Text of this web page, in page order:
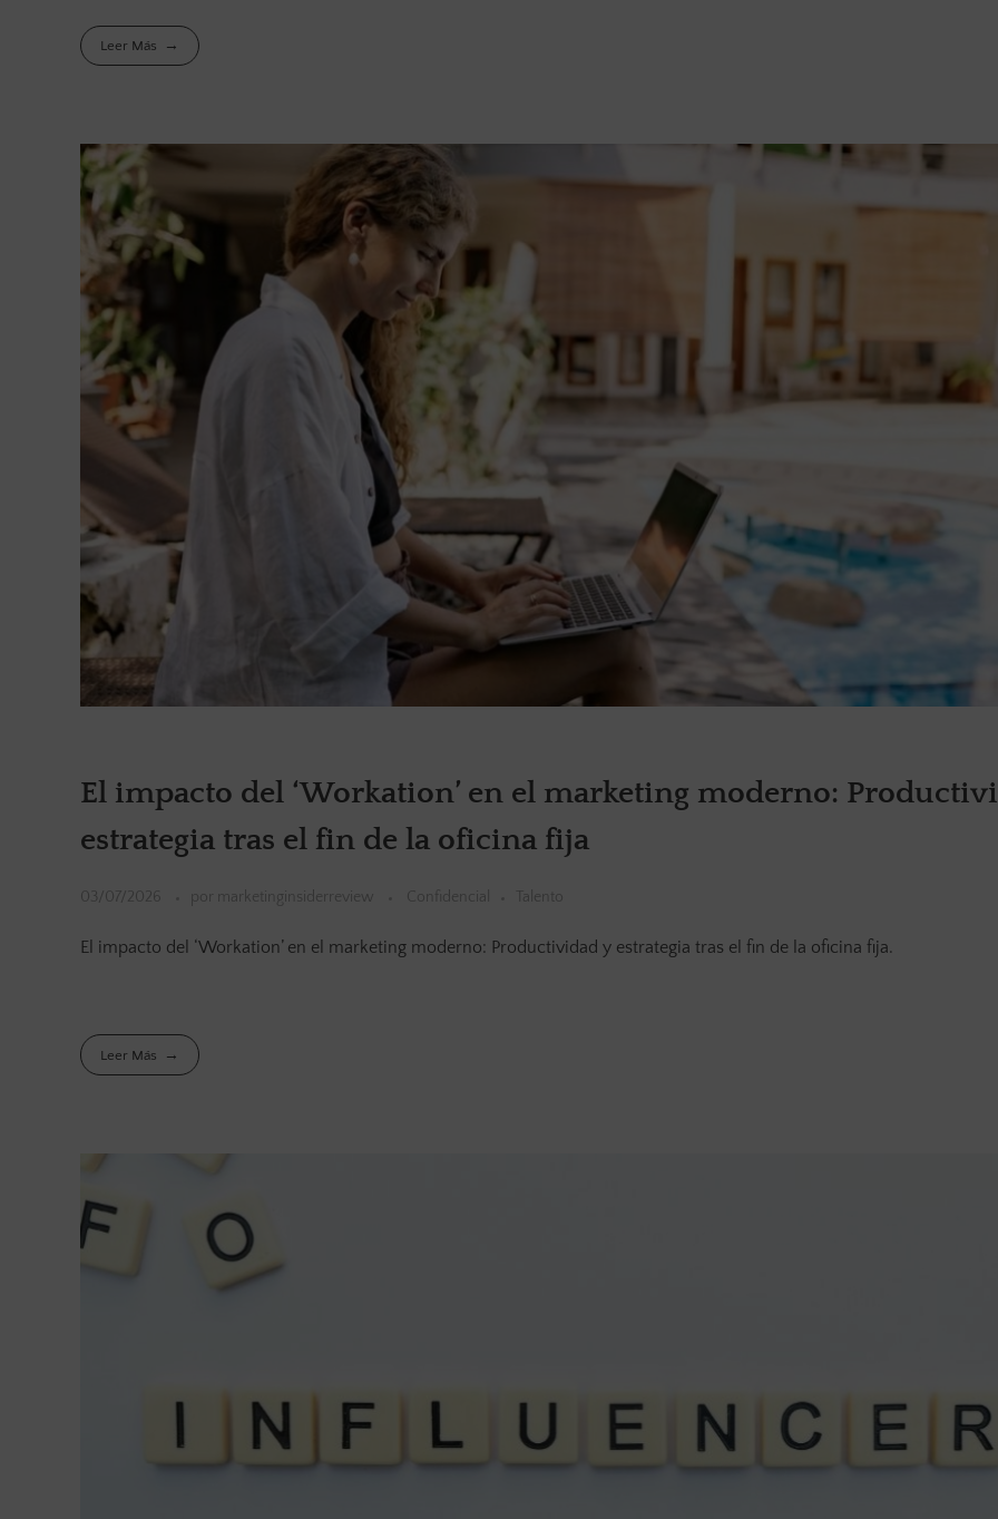
Leer Más
El impacto del ‘Workation’ en el marketing moderno:
estrategia tras el fin de la oficina fija
03/07/2026 por marketinginsiderreview Confidencial Talento
El impacto del ‘Workation’ en el marketing moderno: Productividad y estrategia tras el fin de la oficina fija.
Leer Más